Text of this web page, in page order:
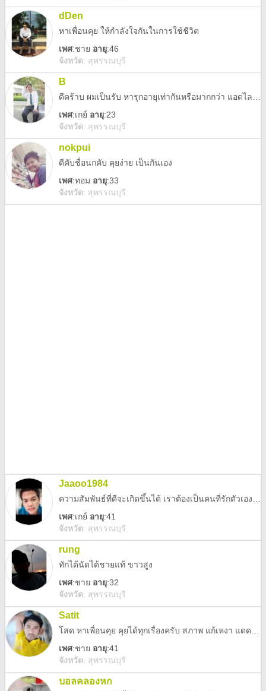
dDen
หาเพื่อนคุย ให้กำลังใจกันในการใช้ชีวิต
เพศ:ชาย อายุ:46
จังหวัด: สุพรรณบุรี
B
เพศ:เกย์ อายุ:23
จังหวัด: สุพรรณบุรี
nokpui
ดีคับชื่อนกคับ คุยง่าย เป็นกันเอง
เพศ:ทอม อายุ:33
จังหวัด: สุพรรณบุรี
Jaaoo1984
เพศ:เกย์ อายุ:41
จังหวัด: สุพรรณบุรี
rung
ทักได้นัดได้ชายแท้ ขาวสูง
เพศ:ชาย อายุ:32
จังหวัด: สุพรรณบุรี
Satit
เพศ:ชาย อายุ:41
จังหวัด: สุพรรณบุรี
บอลคลองหก